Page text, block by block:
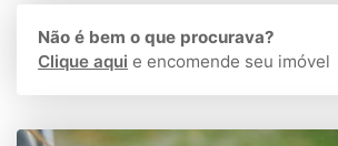
Não é bem o que procurava?
Clique aqui e encomende seu imóvel